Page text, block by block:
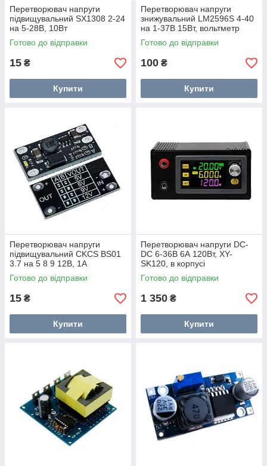
Перетворювач напруги
підвищувальний SX1308 2-24
на 5-28В, 10Вт
Готово до відправки
15 ₴
Купити
Перетворювач напруги
знижувальний LM2596S 4-40
на 1-37В 15Вт, вольтметр
Готово до відправки
100 ₴
Купити
Перетворювач напруги
підвищувальний CKCS BS01
3.7 на 5 8 9 12В, 1А
Готово до відправки
15 ₴
Купити
Перетворювач напруги DC-
DC 6-36В 6А 120Вт, XY-
SK120, в корпусі
Готово до відправки
1 350 ₴
Купити